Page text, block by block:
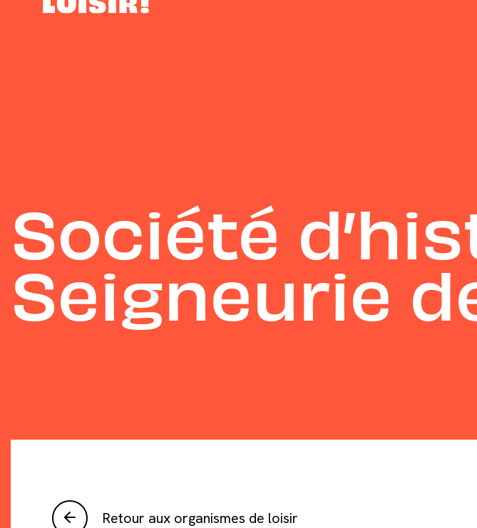
Société
Seigneurie
Retour aux organismes de loisir